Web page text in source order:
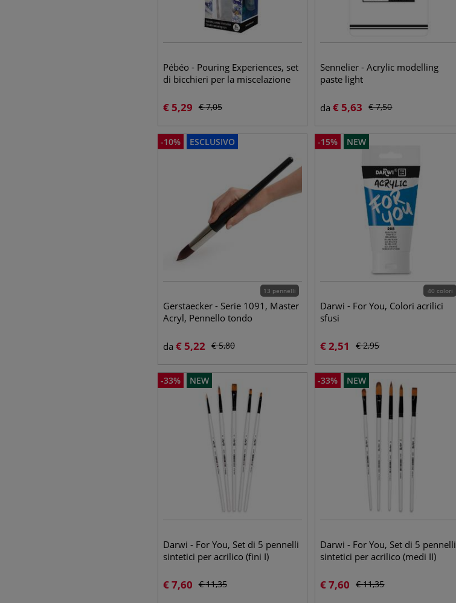
Pébéo - Pouring Experiences, set
di bicchieri per la miscelazione
€ 5,29 €7,05
Sennelier - Acrylic modelling
paste light
da € 5,63 €7,50
-10% ESCLUSIVO
13 pennelli
Gerstaecker - Serie 1091, Master
Acryl, Pennello tondo
da € 5,22 €5,80
-15% NEW
40 colori
Darwi - For You, Colori acrilici
sfusi
€2,51 €2,95
-33% NEW
Darwi - For You, Set di 5 pennelli
sintetici per acrilico (fini I)
€7,60 €11,35
-33% NEW
Darwi - For You, Set di 5 pennelli
sintetici per acrilico (medi II)
€7,60 €11,35